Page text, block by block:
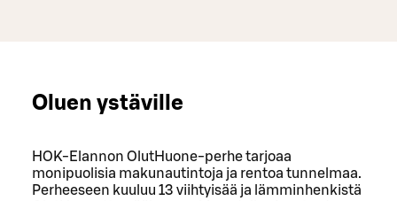
Oluen ystäville
HOK-Elannon OlutHuone-perhe tarjoaa
monipuolisia makunautintoja ja rentoa tunnelmaa.
Perheeseen kuuluu 13 viihtyisää ja lämminhenkistä